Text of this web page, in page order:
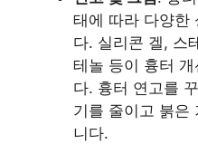
태에 따라 다양한
다. 실리콘 겔, 스
테놀 등이 흉터
다. 흉터 연고를
기를 줄이고 붉은
니다.